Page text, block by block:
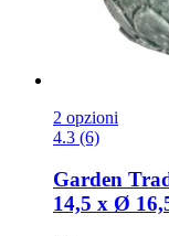
2 opzioni
4.3 (6)
Garden
14,5 x Ø